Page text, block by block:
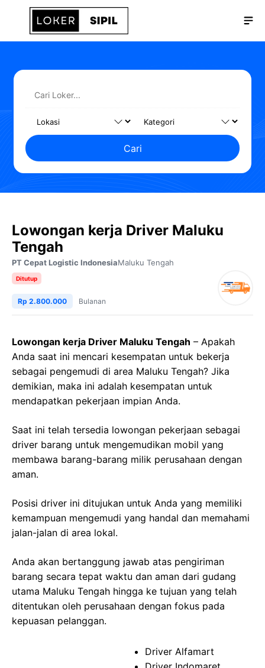
Langsung
Cari
Lowongan kerja Driver Maluku
Tengah
PT Cepat Logistic IndonesiaMaluku Tengah
Ditutup
Rp 2.800.000 Bulanan
Lowongan kerja Driver Maluku Tengah – Apakah
Anda saat ini mencari kesempatan untuk bekerja
sebagai pengemudi di area Maluku Tengah? Jika
demikian, maka ini adalah kesempatan untuk
mendapatkan pekerjaan impian Anda.
Saat ini telah tersedia lowongan pekerjaan sebagai
driver barang untuk mengemudikan mobil yang
membawa barang-barang milik perusahaan dengan
aman.
Posisi driver ini ditujukan untuk Anda yang memiliki
kemampuan mengemudi yang handal dan memahami
jalan-jalan di area lokal.
Anda akan bertanggung jawab atas pengiriman
barang secara tepat waktu dan aman dari gudang
utama Maluku Tengah hingga ke tujuan yang telah
ditentukan oleh perusahaan dengan fokus pada
kepuasan pelanggan.
Driver Alfamart